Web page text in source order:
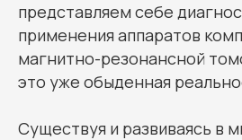
представляем себе
применения аппаратов
магнитно-резонансной
это уже обыденная
Существуя и развиваясь в